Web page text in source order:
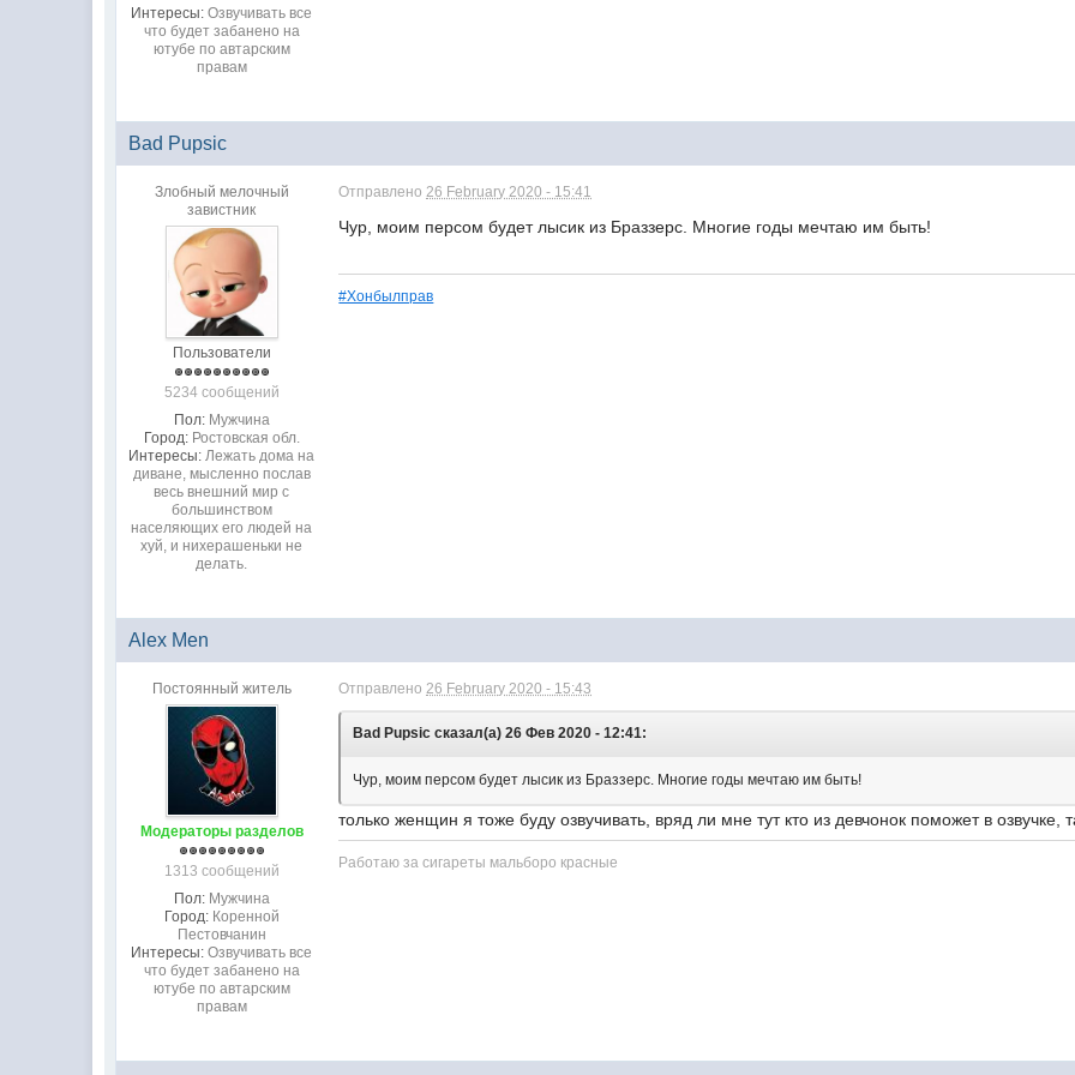
Интересы: Озвучивать все
что будет забанено на
ютубе по автарским
правам
Bad Pupsic
Злобный мелочный
завистник
Пользователи
5234 сообщений
Пол: Мужчина
Город: Ростовская обл.
Интересы: Лежать дома на
диване, мысленно послав
весь внешний мир с
большинством
населяющих его людей на
хуй, и нихерашеньки не
делать.
Отправлено26 February 2020 - 15:41
Чур, моим персом будет лысик из Браззерс. Многие годы мечтаю им быть!
#Хонбылправ
Alex Men
Постоянный житель
Модераторы разделов
1313 сообщений
Пол: Мужчина
Город: Коренной
Пестовчанин
Интересы: Озвучивать все
что будет забанено на
ютубе по автарским
правам
Отправлено26 February 2020 - 15:43
Bad Pupsic сказал(а) 26 Фев 2020 - 12:41:
Чур, моим персом будет лысик из Браззерс. Многие годы мечтаю им быть!
только женщин я тоже буду озвучивать, вряд ли мне тут кто из девчонок поможет в озвучке,
Работаю за сигареты мальборо красные